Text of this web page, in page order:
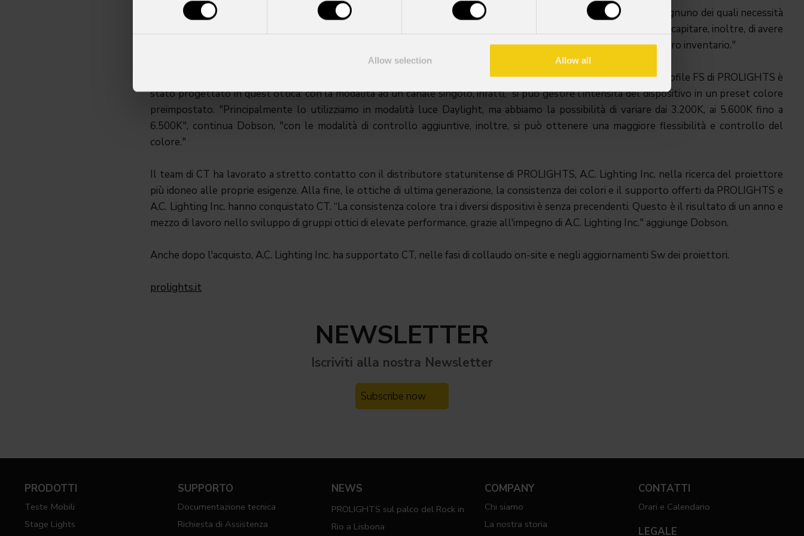
Allow selection Allow all
business. Questa tipologia di produzione può contare ambienti e team di lavoro multipli contemporaneamente, ognuno dei quali necessità
di un'illuminazione dello stage. Un singolo evento può arrivare a richiedere l'utilizzo di oltre 200 sagomatori. Può capitare, inoltre, di avere
più eventi da gestire nello stesso lasso di tempo; ecco perchè l'esigenza di ampliare la quantità disponibile nel nostro inventario."
Tra gli obiettivi di CT, il principale è quello di garantire una semplice installazione ed utilizzo dei dispositivi. L'EclProfile FS di PROLIGHTS è
stato progettato in quest'ottica: con la modalità ad un canale singolo, infatti, si può gestire l'intensità del dispositivo in un preset colore
preimpostato. "Principalmente lo utilizziamo in modalità luce Daylight, ma abbiamo la possibilità di variare dai 3.200K, ai 5.600K fino a
6.500K", continua Dobson, "con le modalità di controllo aggiuntive, inoltre, si può ottenere una maggiore flessibilità e controllo del
colore."
Il team di CT ha lavorato a stretto contatto con il distributore statunitense di PROLIGHTS, A.C. Lighting Inc. nella ricerca del proiettore
più idoneo alle proprie esigenze. Alla fine, le ottiche di ultima generazione, la consistenza dei colori e il supporto offerti da PROLIGHTS e
A.C. Lighting Inc. hanno conquistato CT. “La consistenza colore tra i diversi dispositivi è senza precendenti. Questo è il risultato di un anno e
mezzo di lavoro nello sviluppo di gruppi ottici di elevate performance, grazie all'impegno di A.C. Lighting Inc." aggiunge Dobson.
Anche dopo l'acquisto, A.C. Lighting Inc. ha supportato CT, nelle fasi di collaudo on-site e negli aggiornamenti Sw dei proiettori.
prolights.it
NEWSLETTER
Iscriviti alla nostra Newsletter
Subscribe now
PRODOTTI
Teste Mobili
Stage Lights
SUPPORTO
Documentazione tecnica
Richiesta di Assistenza
NEWS
PROLIGHTS sul palco del Rock in
Rio a Lisbona
COMPANY
Chi siamo
La nostra storia
CONTATTI
Orari e Calendario
LEGALE